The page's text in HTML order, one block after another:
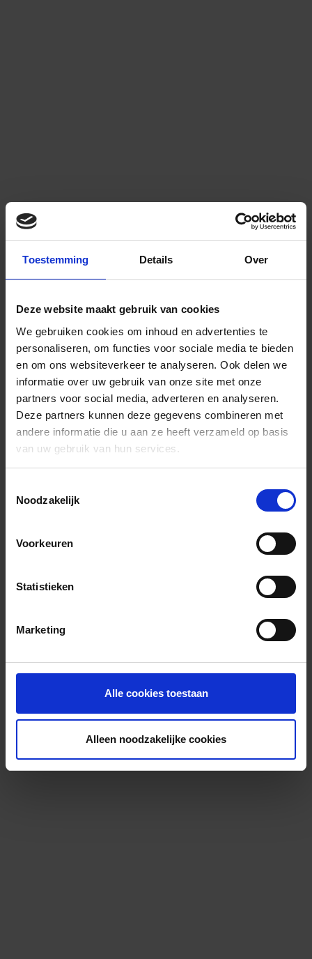
Toestemming Details Over
Deze website maakt gebruik van cookies
We gebruiken cookies om inhoud en advertenties te
personaliseren, om functies voor sociale media te bieden
en om ons websiteverkeer te analyseren. Ook delen we
informatie over uw gebruik van onze site met onze
partners voor social media, adverteren en analyseren.
Deze partners kunnen deze gegevens combineren met
andere informatie die u aan ze heeft verzameld op basis
van uw gebruik van hun services.
Noodzakelijk
Voorkeuren
Statistieken
Marketing
Alle cookies toestaan
Alleen noodzakelijke cookies